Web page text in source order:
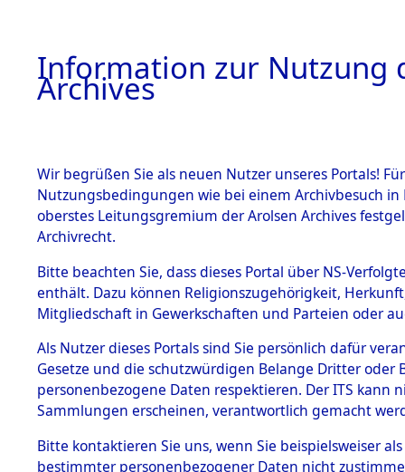
BESTÄNDE
1.
mente
5. Verschiedenes
5.3
Todesmärsche
5.3.1 Alliierte
Erhebungen
zu
Anfragen
0059
Information zur Nutzung
Archives
Wir begrüßen Sie als neuen Nutzer unseres Portals!
Nutzungsbedingungen wie bei einem Archivbesuch
oberstes Leitungsgremium der Arolsen Archives
Archivrecht.
Bitte beachten Sie, dass dieses Portal über NS-
enthält. Dazu können Religionszugehörigkeit,
Mitgliedschaft in Gewerkschaften und Parteien oder
Als Nutzer dieses Portals sind Sie persönlich dafür
Gesetze und die schutzwürdigen Belange Dritter
personenbezogene Daten respektieren. Der ITS
Sammlungen erscheinen, verantwortlich gemacht
Bitte kontaktieren Sie uns, wenn Sie beispielsweiser
bestimmter personenbezogener Daten nicht